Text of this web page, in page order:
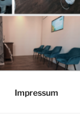
Impressum